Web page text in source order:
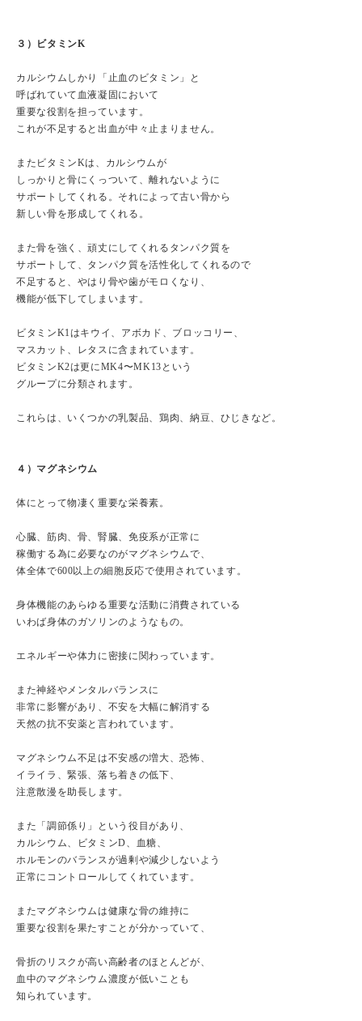
３）ビタミンK
カルシウムしかり「止血のビタミン」と
呼ばれていて血液凝固において
重要な役割を担っています。
これが不足すると出血が中々止まりません。
またビタミンKは、カルシウムが
しっかりと骨にくっついて、離れないように
サポートしてくれる。それによって古い骨から
新しい骨を形成してくれる。
また骨を強く、頑丈にしてくれるタンパク質を
サポートして、タンパク質を活性化してくれるので
不足すると、やはり骨や歯がモロくなり、
機能が低下してしまいます。
ビタミンK1はキウイ、アボカド、ブロッコリー、
マスカット、レタスに含まれています。
ビタミンK2は更にMK4〜MK13という
グループに分類されます。
これらは、いくつかの乳製品、鶏肉、納豆、ひじきなど。
４）マグネシウム
体にとって物凄く重要な栄養素。
心臓、筋肉、骨、腎臓、免疫系が正常に
稼働する為に必要なのがマグネシウムで、
体全体で600以上の細胞反応で使用されています。
身体機能のあらゆる重要な活動に消費されている
いわば身体のガソリンのようなもの。
エネルギーや体力に密接に関わっています。
また神経やメンタルバランスに
非常に影響があり、不安を大幅に解消する
天然の抗不安薬と言われています。
マグネシウム不足は不安感の増大、恐怖、
イライラ、緊張、落ち着きの低下、
注意散漫を助長します。
また「調節係り」という役目があり、
カルシウム、ビタミンD、血糖、
ホルモンのバランスが過剰や減少しないよう
正常にコントロールしてくれています。
またマグネシウムは健康な骨の維持に
重要な役割を果たすことが分かっていて、
骨折のリスクが高い高齢者のほとんどが、
血中のマグネシウム濃度が低いことも
知られています。